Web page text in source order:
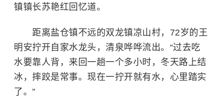
镇镇长苏艳红回忆道。
距离盐仓镇不远的双龙镇凉山村，72岁的王
明安拧开自家水龙头，清泉哗哗流出。“过去吃
水要靠人背，来回一趟一个多小时，冬天路上结
冰，摔跤是常事。现在一拧开就有水，心里踏实
了。”